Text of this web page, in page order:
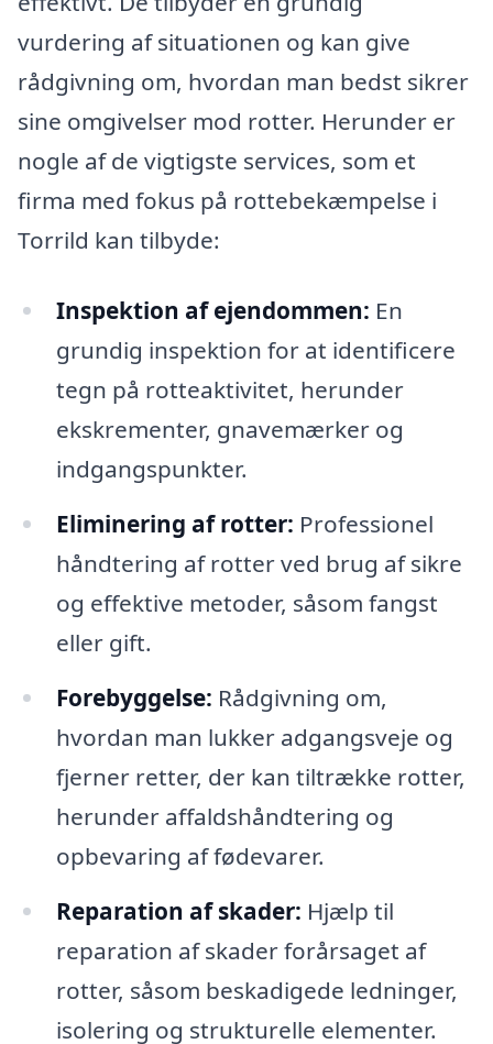
vurdering af situationen og kan give
rådgivning om, hvordan man bedst sikrer
sine omgivelser mod rotter. Herunder er
nogle af de vigtigste services, som et
firma med fokus på rottebekæmpelse i
Torrild kan tilbyde:
Inspektion af ejendommen: En
grundig inspektion for at identificere
tegn på rotteaktivitet, herunder
ekskrementer, gnavemærker og
indgangspunkter.
Eliminering af rotter: Professionel
håndtering af rotter ved brug af sikre
og effektive metoder, såsom fangst
eller gift.
Forebyggelse: Rådgivning om,
hvordan man lukker adgangsveje og
fjerner retter, der kan tiltrække rotter,
herunder affaldshåndtering og
opbevaring af fødevarer.
Reparation af skader: Hjælp til
reparation af skader forårsaget af
rotter, såsom beskadigede ledninger,
isolering og strukturelle elementer.